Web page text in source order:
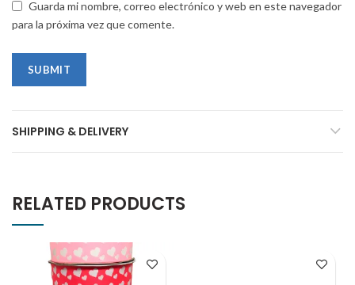
Guarda mi nombre, correo electrónico y web en este navegador
para la próxima vez que comente.
SHIPPING & DELIVERY
RELATED PRODUCTS